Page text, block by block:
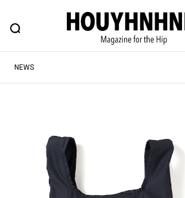
FEATURE BLOG SNAP
ヒップなファッション、カルチャー、ライフスタイ
#ESSENTIAL DESIGNS #古着サミッ
#NEW VINTAGE #マイナーグッド図鑑
#路地裏てぃーん。 #MONTHLY
NEWS